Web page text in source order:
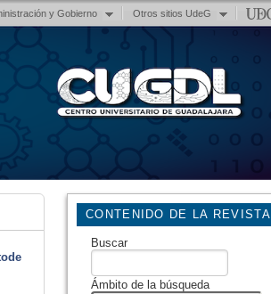
y Gobierno Otros sitios UdeG
CONTENIDO DE LA REVISTA
Buscar
Ámbito de la búsqueda